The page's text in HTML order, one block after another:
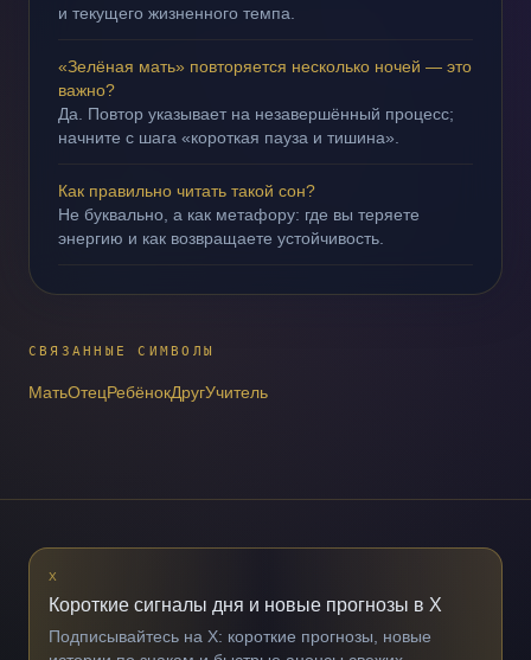
и текущего жизненного темпа.
«Зелёная мать» повторяется несколько ночей — это
важно?
Да. Повтор указывает на незавершённый процесс;
начните с шага «короткая пауза и тишина».
Как правильно читать такой сон?
Не буквально, а как метафору: где вы теряете
энергию и как возвращаете устойчивость.
СВЯЗАННЫЕ СИМВОЛЫ
МатьОтецРебёнокДругУчитель
X
Короткие сигналы дня и новые прогнозы в X
Подписывайтесь на X: короткие прогнозы, новые